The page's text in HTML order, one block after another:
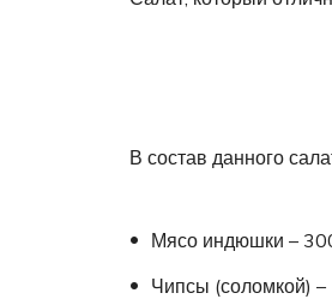
В состав данного
Мясо индюшки –
Чипсы (соломкой) –